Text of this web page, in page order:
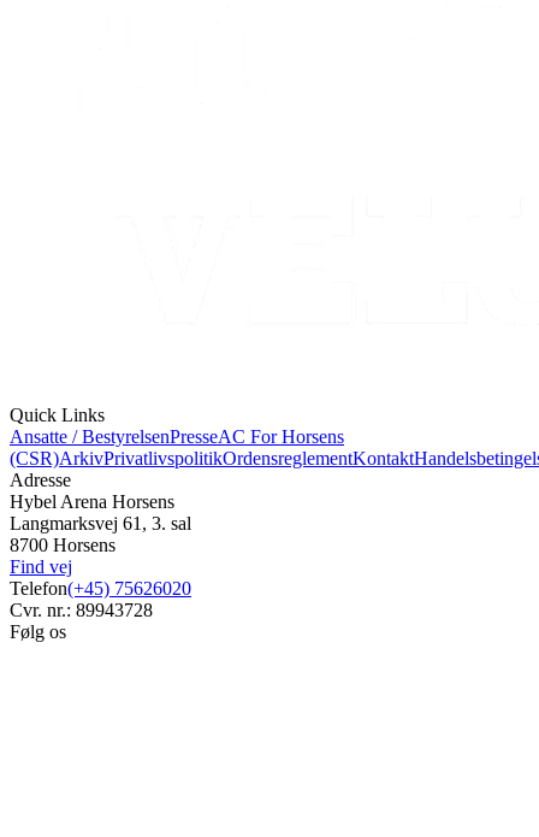
Quick Links
Ansatte / BestyrelsenPresseAC For Horsens
(CSR)ArkivPrivatlivspolitikOrdensreglementKontakt
Adresse
Hybel Arena Horsens
Langmarksvej 61, 3. sal
8700 Horsens
Find vej
Telefon(+45) 75626020
Cvr. nr.: 89943728
Følg os